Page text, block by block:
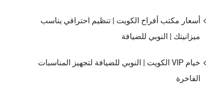
أسعار مكتب أفراح الكويت | تنظيم احترافي يناسب
ميزانيتك | النوبي للضيافة
خيام VIP الكويت | النوبي للضيافة لتجهيز المناسبات
الفاخرة